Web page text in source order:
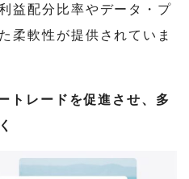
益配分比率やデータ・プ
柔軟性が提供されていま
レードを促進させ、多